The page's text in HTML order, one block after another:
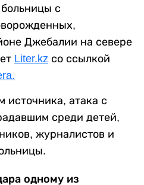
с
Джебалии на севере
Liter.kz со ссылкой
источника, атака с
среди детей,
журналистов и
одному из